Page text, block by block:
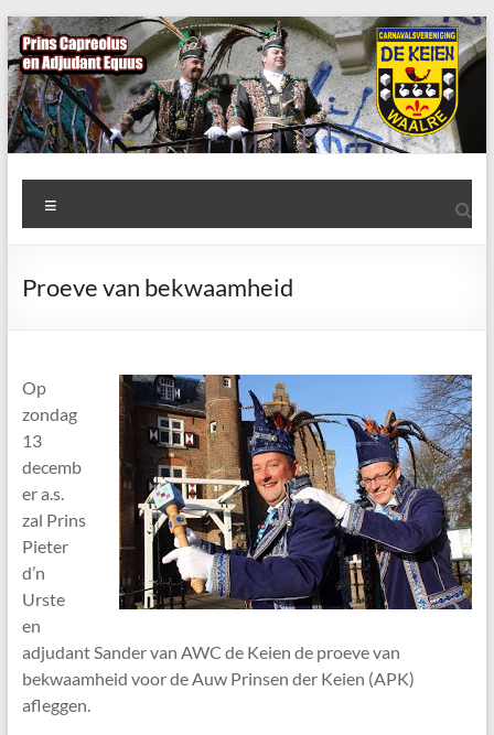
Ga
naar
de
inhoud
AWC
de
Keien
De
Keien
Proeve van bekwaamheid
Op
zondag
13
decemb
er a.s.
zal Prins
Pieter
d’n
Urste
en
adjudant Sander van AWC de Keien de proeve van
bekwaamheid voor de Auw Prinsen der Keien (APK)
afleggen.